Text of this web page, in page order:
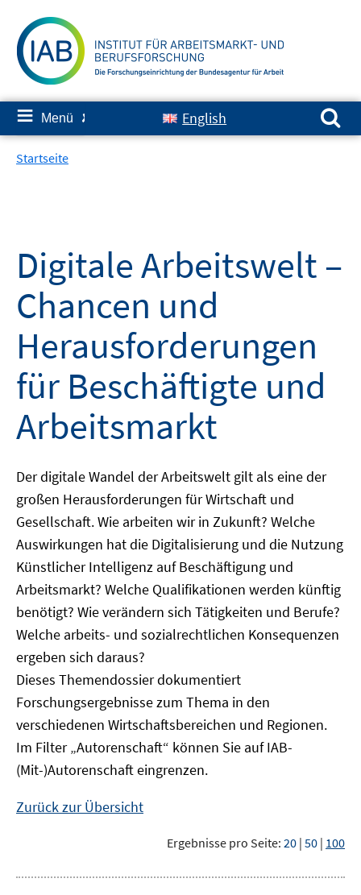
zum
Inhalt
≡ Menü ✘ English
Suchen nach:
Startseite
Digitale Arbeitswelt –
Chancen und
Herausforderungen
für Beschäftigte und
Arbeitsmarkt
Der digitale Wandel der Arbeitswelt gilt als eine der
großen Herausforderungen für Wirtschaft und
Gesellschaft. Wie arbeiten wir in Zukunft? Welche
Auswirkungen hat die Digitalisierung und die Nutzung
Künstlicher Intelligenz auf Beschäftigung und
Arbeitsmarkt? Welche Qualifikationen werden künftig
benötigt? Wie verändern sich Tätigkeiten und Berufe?
Welche arbeits- und sozialrechtlichen Konsequenzen
ergeben sich daraus?
Dieses Themendossier dokumentiert
Forschungsergebnisse zum Thema in den
verschiedenen Wirtschaftsbereichen und Regionen.
Im Filter „Autorenschaft“ können Sie auf IAB-
(Mit-)Autorenschaft eingrenzen.
Zurück zur Übersicht
Ergebnisse pro Seite: 20 | 50 | 100